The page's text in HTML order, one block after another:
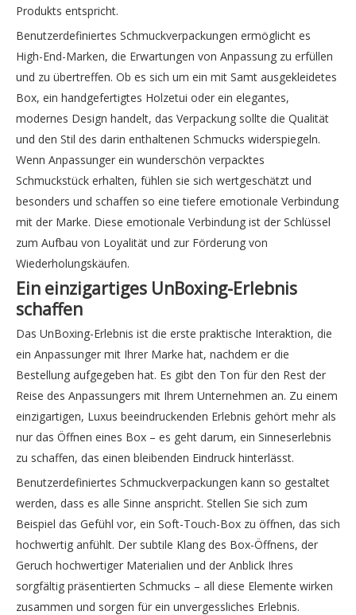
Produkts entspricht.
Benutzerdefiniertes Schmuckverpackungen ermöglicht es
High-End-Marken, die Erwartungen von Anpassung zu erfüllen
und zu übertreffen. Ob es sich um ein mit Samt ausgekleidetes
Box, ein handgefertigtes Holzetui oder ein elegantes,
modernes Design handelt, das Verpackung sollte die Qualität
und den Stil des darin enthaltenen Schmucks widerspiegeln.
Wenn Anpassunger ein wunderschön verpacktes
Schmuckstück erhalten, fühlen sie sich wertgeschätzt und
besonders und schaffen so eine tiefere emotionale Verbindung
mit der Marke. Diese emotionale Verbindung ist der Schlüssel
zum Aufbau von Loyalität und zur Förderung von
Wiederholungskäufen.
Ein einzigartiges UnBoxing-Erlebnis
schaffen
Das UnBoxing-Erlebnis ist die erste praktische Interaktion, die
ein Anpassunger mit Ihrer Marke hat, nachdem er die
Bestellung aufgegeben hat. Es gibt den Ton für den Rest der
Reise des Anpassungers mit Ihrem Unternehmen an. Zu einem
einzigartigen, Luxus beeindruckenden Erlebnis gehört mehr als
nur das Öffnen eines Box – es geht darum, ein Sinneserlebnis
zu schaffen, das einen bleibenden Eindruck hinterlässt.
Benutzerdefiniertes Schmuckverpackungen kann so gestaltet
werden, dass es alle Sinne anspricht. Stellen Sie sich zum
Beispiel das Gefühl vor, ein Soft-Touch-Box zu öffnen, das sich
hochwertig anfühlt. Der subtile Klang des Box-Öffnens, der
Geruch hochwertiger Materialien und der Anblick Ihres
sorgfältig präsentierten Schmucks – all diese Elemente wirken
zusammen und sorgen für ein unvergessliches Erlebnis.